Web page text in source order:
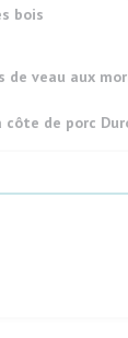
bois
de veau aux
côte de porc